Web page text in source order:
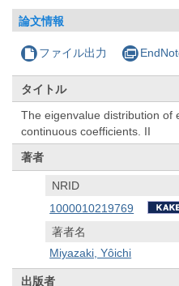
論文情報
ファイル出力
タイトル
The eigenvalue distribution of
continuous coefficients. II
著者
NRID
1000010219769
著者名
Miyazaki, Yôichi
出版者